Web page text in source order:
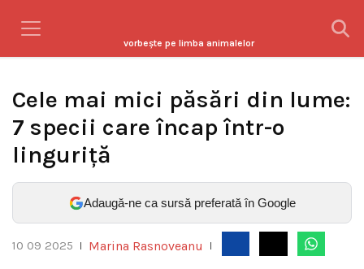
vorbeşte pe limba animalelor
Cele mai mici păsări din lume:
7 specii care încap într-o
linguriță
Adaugă-ne ca sursă preferată în Google
10 09 2025 Marina Rasnoveanu